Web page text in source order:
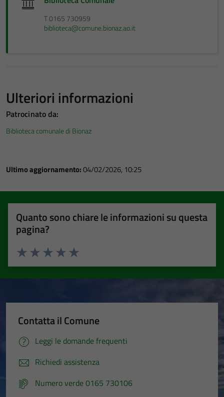
T 0165 730959
biblioteca@comune.bionaz.ao.it
Ulteriori informazioni
Patrocinato da:
Biblioteca comunale di Bionaz
Ultimo aggiornamento:04/02/2026, 10:25
Quanto sono chiare le informazioni su questa
pagina?
Valuta 5 stelle su 5
Valuta 4 stelle su 5
Valuta 3 stelle su 5
Valuta 2 stelle su 5
Valuta 1 stelle su 5
Contatta il Comune
Leggi le domande frequenti
Richiedi assistenza
Numero verde 0165 730106